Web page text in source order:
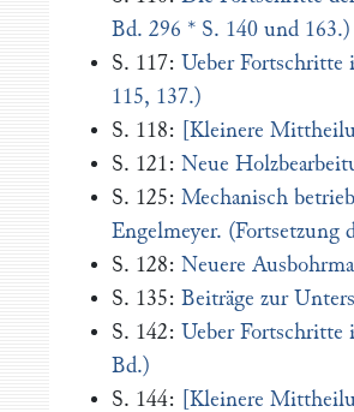
Bd. 296 * S. 140 und
S. 117: Ueber Fortschritte
115, 137.)
S. 118:
[Kleinere
S. 121: Neue
S. 125: Mechanisch
Engelmeyer.
S. 128: Neuere
S. 135: Beiträge zur
S. 142: Ueber Fortschritte
Bd.)
S. 144:
[Kleinere